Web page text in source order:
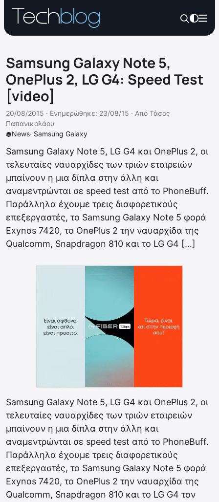
Samsung Galaxy Note 5,
OnePlus 2, LG G4: Speed Test
[video]
News· Samsung Galaxy
20/08/2015 · Ενημερώθηκε: 23/08/15 · Από Τάσος
Παπανικολάου
Samsung Galaxy Note 5, LG G4 και OnePlus 2, οι
τελευταίες ναυαρχίδες των τριών εταιρειών
μπαίνουν η μια δίπλα στην άλλη και
αναμεντρώνται σε speed test από το PhoneBuff.
Παράλληλα έχουμε τρεις διαφορετικούς
επεξεργαστές, το Samsung Galaxy Note 5 φορά
Exynos 7420, το OnePlus 2 την ναυαρχίδα της
Qualcomm, Snapdragon 810 και το LG G4 […]
Samsung Galaxy Note 5, LG G4 και OnePlus 2, οι
τελευταίες ναυαρχίδες των τριών εταιρειών
μπαίνουν η μια δίπλα στην άλλη και
αναμεντρώνται σε speed test από το PhoneBuff.
Παράλληλα έχουμε τρεις διαφορετικούς
επεξεργαστές, το Samsung Galaxy Note 5 φορά
Exynos 7420, το OnePlus 2 την ναυαρχίδα της
Qualcomm, Snapdragon 810 και το LG G4 τον